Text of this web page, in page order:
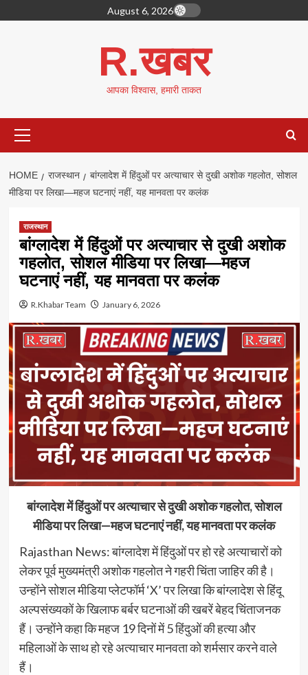
to
August 6, 2026
R.खबर
आपका विश्वास, हमारी ताकत
Menu
HOME राजस्थान
बांग्लादेश में हिंदुओं पर अत्याचार से दुखी अशोक गहलोत, सोशल
मीडिया पर लिखा—महज घटनाएं नहीं, यह मानवता पर कलंक
राजस्थान
बांग्लादेश में हिंदुओं पर अत्याचार से दुखी अशोक
गहलोत, सोशल मीडिया पर लिखा—महज
घटनाएं नहीं, यह मानवता पर कलंक
R.Khabar Team January 6, 2026
बांग्लादेश में हिंदुओं पर अत्याचार से दुखी अशोक गहलोत, सोशल
मीडिया पर लिखा—महज घटनाएं नहीं, यह मानवता पर कलंक
Rajasthan News: बांग्लादेश में हिंदुओं पर हो रहे अत्याचारों को
लेकर पूर्व मुख्यमंत्री अशोक गहलोत ने गहरी चिंता जाहिर की है।
उन्होंने सोशल मीडिया प्लेटफॉर्म ‘X’ पर लिखा कि बांग्लादेश से हिंदू
अल्पसंख्यकों के खिलाफ बर्बर घटनाओं की खबरें बेहद चिंताजनक
हैं। उन्होंने कहा कि महज 19 दिनों में 5 हिंदुओं की हत्या और
महिलाओं के साथ हो रहे अत्याचार मानवता को शर्मसार करने वाले
हैं।